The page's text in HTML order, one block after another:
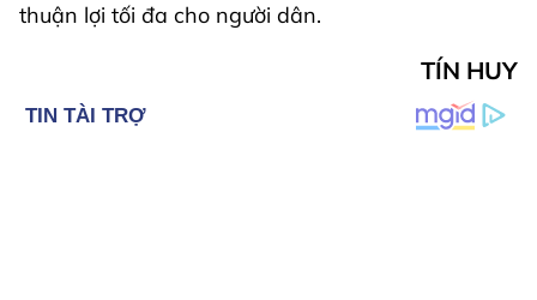
thuận lợi tối đa cho người dân.
TÍN HUY